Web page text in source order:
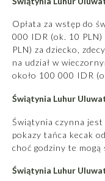
Opłata za wstęp do
000 IDR (ok. 10
PLN) za dziecko,
na udział w
około 100 000 IDR
Świątynia Luhur
Świątynia czynna
pokazy tańca kecak
choć godziny te mogą
Świątynia Luhur